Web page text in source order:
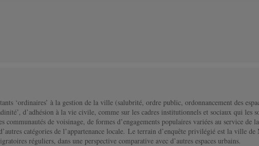
‘ordinaires’ à la gestion de la ville (salubrité, ordre public, ordonnancement des
d’adhésion à la vie civile, comme sur les cadres institutionnels et sociaux qui les
de voisinage, de formes d’engagements populaires variées au service de
catégories de l’appartenance locale. Le terrain d’enquête privilégié est la ville de
réguliers, dans une perspective comparative avec d’autres espaces urbains.